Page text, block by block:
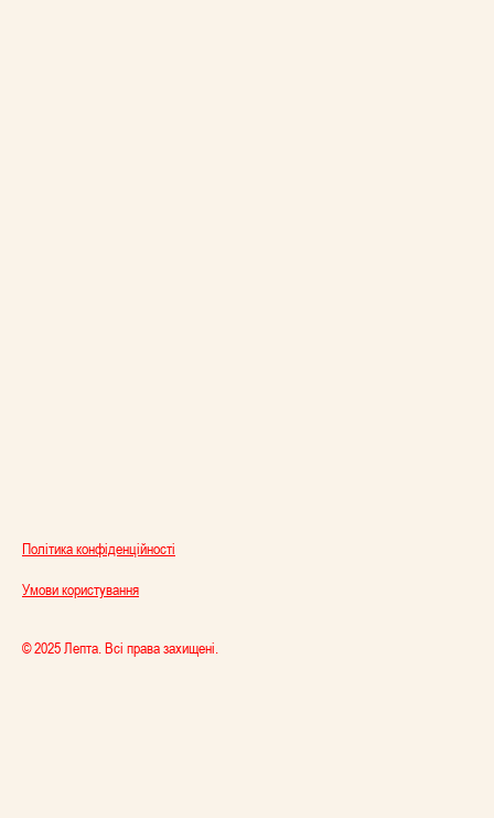
© 2025 Лепта. Всі права захищені.
Політика конфіденційності
Умови користування